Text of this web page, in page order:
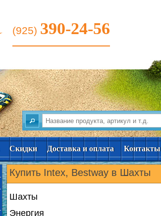
(925) 390-24-56
Скидки Доставка и оплата Контакты
Купить Intex, Bestway в Шахты
Шахты
Энергия